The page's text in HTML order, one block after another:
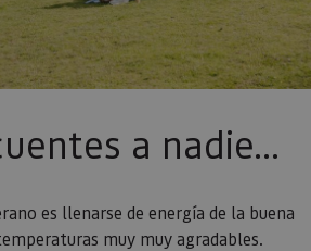
a nadie...
es llenarse de energía de la buena
muy muy agradables.